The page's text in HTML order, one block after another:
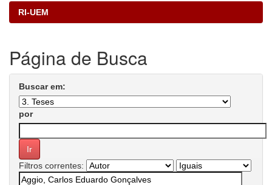
RI-UEM
Página de Busca
Buscar em:
por
Filtros correntes: